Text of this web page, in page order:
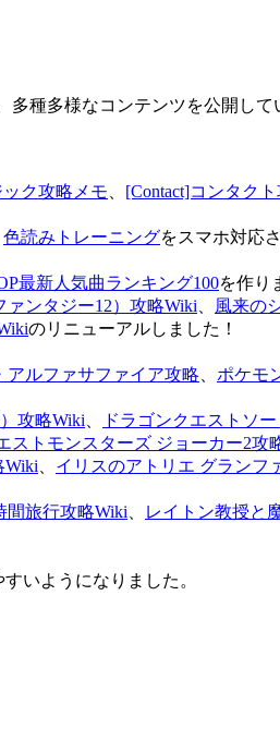
種多様なコンテンツを公開して
ク攻略メモ [Contact]コンタク
色読みトレーニングをスマホ対応
最新人気曲ランキング100を作り
ァンタジー12）攻略Wiki 風来の
のリニューアルしました！
アルファサファイア攻略
ポケモ
攻略Wiki ドラゴンクエストソ
ストモンスターズ ジョーカー2攻
Wiki イリスのアトリエ グランフ
間旅行攻略Wiki レイトン教授と
いようになりました。